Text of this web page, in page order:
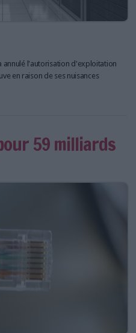
annulé l'autorisation d'exploitation
en raison de ses nuisances
59 milliards